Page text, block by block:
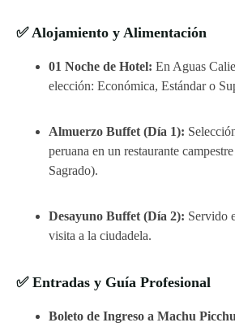
✅ Alojamiento y Alimentación
01 Noche de Hotel: En Aguas
elección: Económica, Estándar o
Almuerzo Buffet (Día 1):
peruana en un restaurante
Sagrado).
Desayuno Buffet (Día 2): Servido
visita a la ciudadela.
✅ Entradas y Guía Profesional
Boleto de Ingreso a Machu